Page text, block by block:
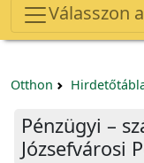
Válasszon
Otthon
Pénzügyi –
Józsefvárosi